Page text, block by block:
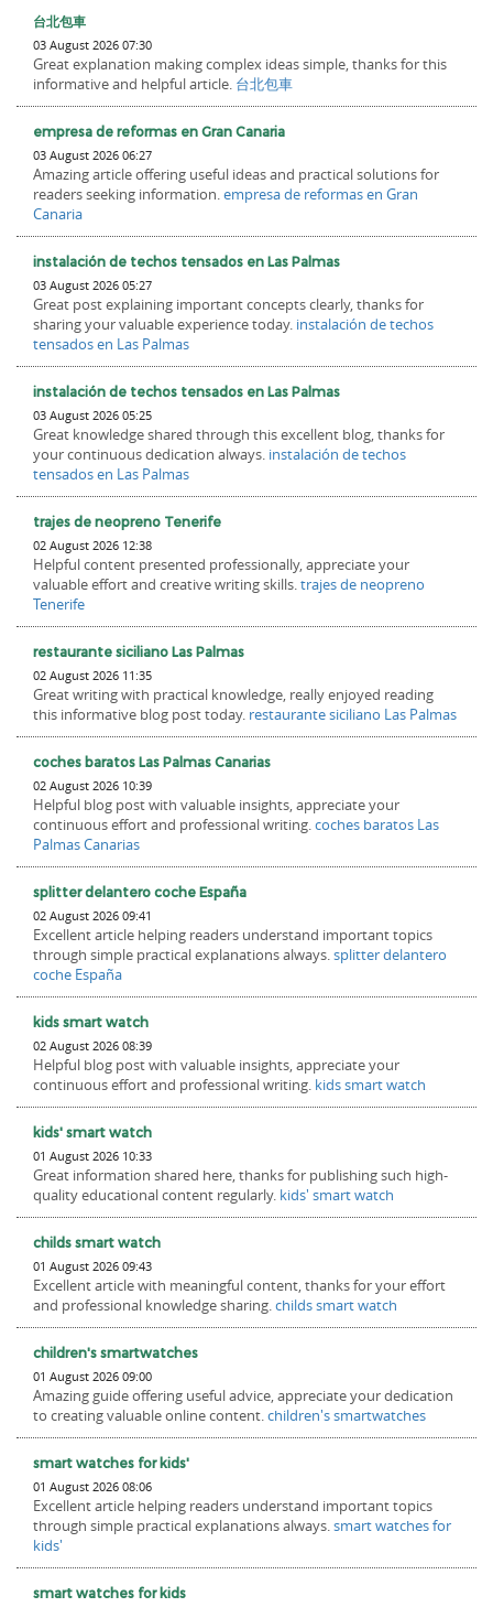
台北包車
03 August 2026 07:30
Great explanation making complex ideas simple, thanks for this
informative and helpful article. 台北包車
empresa de reformas en Gran Canaria
03 August 2026 06:27
Amazing article offering useful ideas and practical solutions for
readers seeking information.empresa de reformas en Gran
Canaria
instalación de techos tensados en Las Palmas
03 August 2026 05:27
Great post explaining important concepts clearly, thanks for
sharing your valuable experience today. instalación de techos
tensados en Las Palmas
instalación de techos tensados en Las Palmas
03 August 2026 05:25
Great knowledge shared through this excellent blog, thanks for
your continuous dedication always. instalación de techos
tensados en Las Palmas
trajes de neopreno Tenerife
02 August 2026 12:38
Helpful content presented professionally, appreciate your
valuable effort and creative writing skills.trajes de neopreno
Tenerife
restaurante siciliano Las Palmas
02 August 2026 11:35
Great writing with practical knowledge, really enjoyed reading
this informative blog post today. restaurante siciliano Las Palmas
coches baratos Las Palmas Canarias
02 August 2026 10:39
Helpful blog post with valuable insights, appreciate your
continuous effort and professional writing.coches baratos Las
Palmas Canarias
splitter delantero coche España
02 August 2026 09:41
Excellent article helping readers understand important topics
through simple practical explanations always.splitter delantero
coche España
kids smart watch
02 August 2026 08:39
Helpful blog post with valuable insights, appreciate your
continuous effort and professional writing. kids smart watch
kids' smart watch
01 August 2026 10:33
Great information shared here, thanks for publishing such high-
quality educational content regularly. kids' smart watch
childs smart watch
01 August 2026 09:43
Excellent article with meaningful content, thanks for your effort
and professional knowledge sharing.childs smart watch
children's smartwatches
01 August 2026 09:00
Amazing guide offering useful advice, appreciate your dedication
to creating valuable online content.children's smartwatches
smart watches for kids'
01 August 2026 08:06
Excellent article helping readers understand important topics
through simple practical explanations always.smart watches for
kids'
smart watches for kids